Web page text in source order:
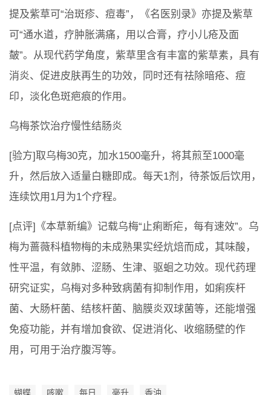
提及紫草可“治斑疹、痘毒”，《名医别录》亦提及紫草
可“通水道，疗肿胀满痛，用以合膏，疗小儿疮及面
皶”。从现代药学角度，紫草里含有丰富的紫草素，具有
消炎、促进皮肤再生的功效，同时还有祛除暗疮、痘
印，淡化色斑疤痕的作用。
乌梅茶饮治疗慢性结肠炎
[验方]取乌梅30克，加水1500毫升，将其煎至1000毫
升，然后放入适量白糖即成。每天1剂，待茶饭后饮用，
连续饮用1月为1个疗程。
[点评]《本草新编》记载乌梅“止痢断疟，每有速效”。乌
梅为蔷薇科植物梅的未成熟果实经炕焙而成，其味酸，
性平温，有敛肺、涩肠、生津、驱蛔之功效。现代药理
研究证实，乌梅对多种致病菌有抑制作用，如痢疾杆
菌、大肠杆菌、结核杆菌、脑膜炎双球菌等，还能增强
免疫功能，并有增加食欲、促进消化、收缩肠壁的作
用，可用于治疗腹泻等。
蝴蝶 咳嗽 每日 毫升 香油